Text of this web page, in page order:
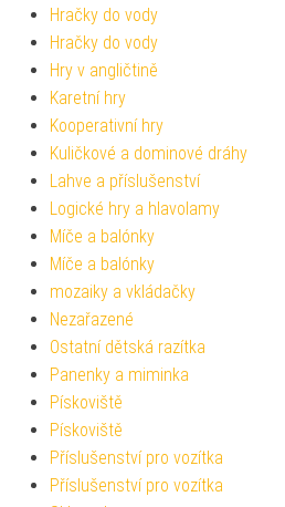
Hračky do vody
Hračky do vody
Hry v angličtině
Karetní hry
Kooperativní hry
Kuličkové a dominové dráhy
Lahve a příslušenství
Logické hry a hlavolamy
Míče a balónky
Míče a balónky
mozaiky a vkládačky
Nezařazené
Ostatní dětská razítka
Panenky a miminka
Pískoviště
Pískoviště
Příslušenství pro vozítka
Příslušenství pro vozítka